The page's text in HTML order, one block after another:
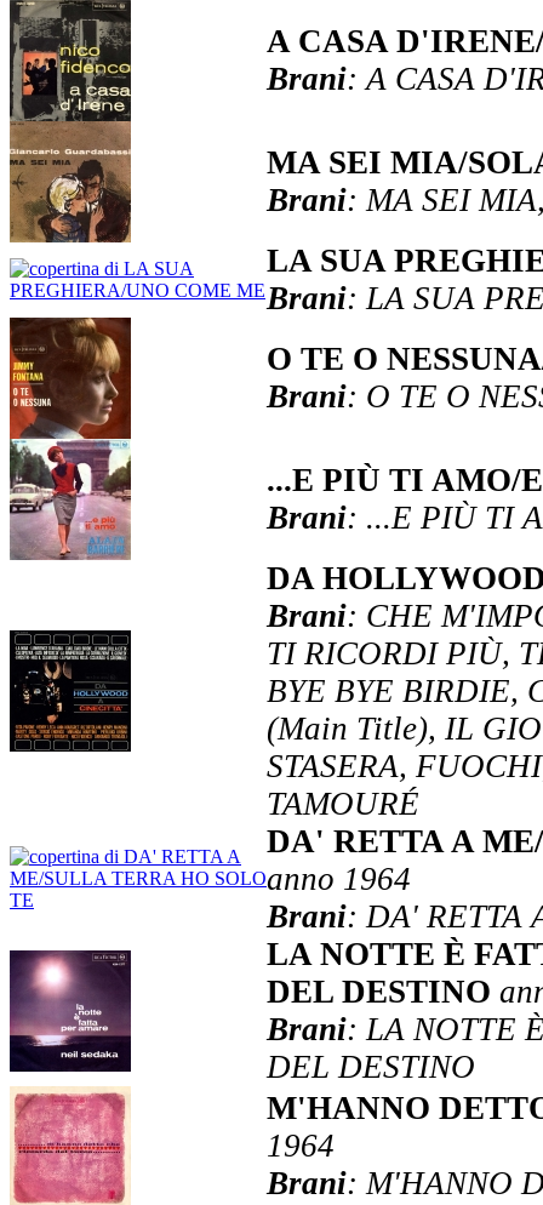
A CASA
Brani: A CASA
MA SEI MIA/
Brani: MA SEI
LA SUA
Brani: LA SUA
O TE O
Brani: O TE O
...E PIÙ TI AMO/
Brani: ...E PIÙ TI
DA
Brani: CHE
TI RICORDI PIÙ,
BYE BYE BIRDIE,
(Main Title), IL
STASERA,
TAMOURÉ
DA' RETTA A
anno 1964
Brani: DA' RETTA
LA NOTTE È
DEL DESTINO
Brani: LA NOTTE
DEL DESTINO
M'HANNO
1964
Brani: M'HANNO